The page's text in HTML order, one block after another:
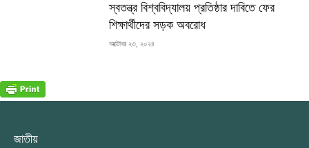
স্বতন্ত্র বিশ্ববিদ্যালয় প্রতিষ্ঠার দাবিতে ফের
শিক্ষার্থীদের সড়ক অবরোধ
অক্টোবর ২৩, ২০২৪
জাতীয়